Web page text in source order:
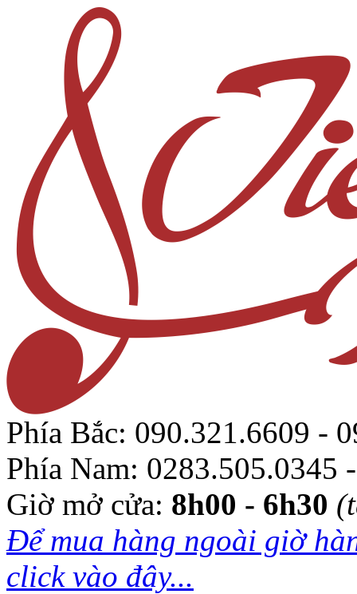
Phía Bắc: 090.321.6609 -
Phía Nam: 0283.505.0345
Giờ mở cửa: 8h00 - 6h30
Để mua hàng ngoài giờ
click vào đây...